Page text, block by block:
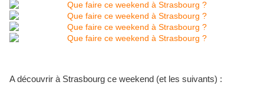
A découvrir à Strasbourg ce weekend (et les suivants) :